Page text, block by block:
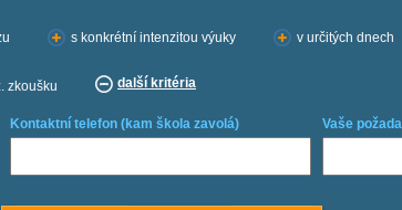
s konkrétní intenzitou výuky v určitých dnech
zkoušku další kritéria
Kontaktní telefon (kam škola zavolá) Vaše